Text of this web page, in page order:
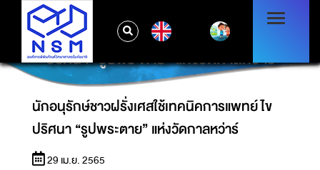
นักอนุรักษ์ชาวฝรั่งเศสใช้เทคนิคการแพทย์ไข
ปริศนา “รูปพระตาย” แห่งวัดกาลหว่าร์
นักอนุรักษ์ชาวฝรั่งเศสใช้เทคนิคการแพทย์ไข
ปริศนา “รูปพระตาย” แห่งวัดกาลหว่าร์
29 เม.ย. 2565